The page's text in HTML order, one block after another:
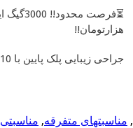
هزارتومان!!
جراحی زیبایی پلک پایین با 10 میلیون تخفیف ویژه فقط 35 ✨
, مناسبتهای متفرقه, مناسبتی